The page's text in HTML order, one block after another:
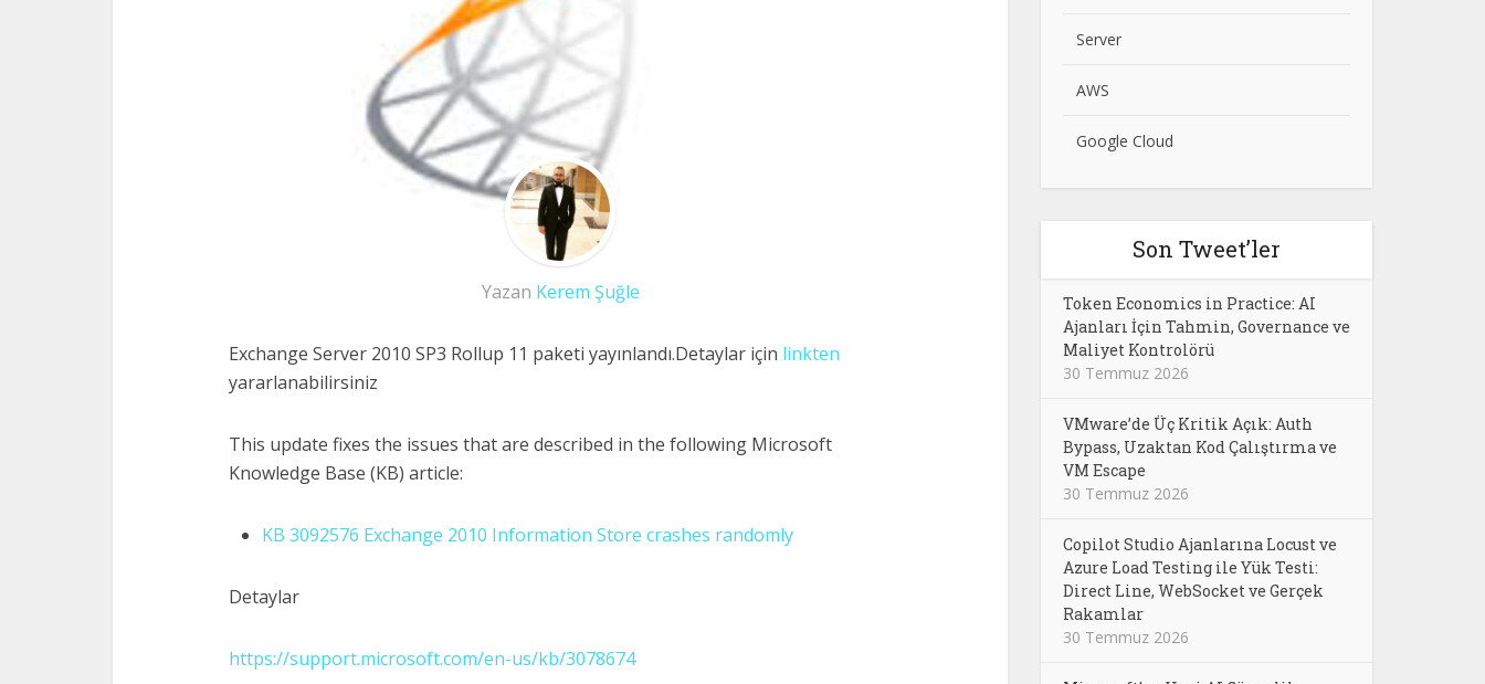
Yazan Kerem Şuğle
Exchange Server 2010 SP3 Rollup 11 paketi yayınlandı.Detaylar için linkten
yararlanabilirsiniz
This update fixes the issues that are described in the following Microsoft
Knowledge Base (KB) article:
KB 3092576 Exchange 2010 Information Store crashes randomly
Detaylar
https://support.microsoft.com/en-us/kb/3078674
Server
AWS
Google Cloud
Son Tweet’ler
Token Economics in Practice: AI
Ajanları İçin Tahmin, Governance ve
Maliyet Kontrolörü
30 Temmuz 2026
VMware’de Üç Kritik Açık: Auth
Bypass, Uzaktan Kod Çalıştırma ve
VM Escape
30 Temmuz 2026
Copilot Studio Ajanlarına Locust ve
Azure Load Testing ile Yük Testi:
Direct Line, WebSocket ve Gerçek
Rakamlar
30 Temmuz 2026